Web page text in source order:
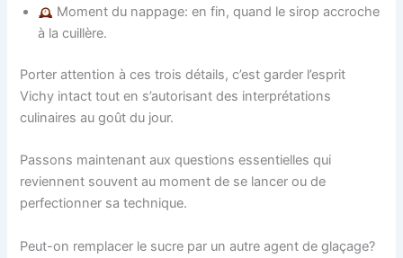
Moment du nappage: en fin, quand le sirop accroche
à la cuillère.
Porter attention à ces trois détails, c’est garder l’esprit
Vichy intact tout en s’autorisant des interprétations
culinaires au goût du jour.
Passons maintenant aux questions essentielles qui
reviennent souvent au moment de se lancer ou de
perfectionner sa technique.
Peut-on remplacer le sucre par un autre agent de glaçage?